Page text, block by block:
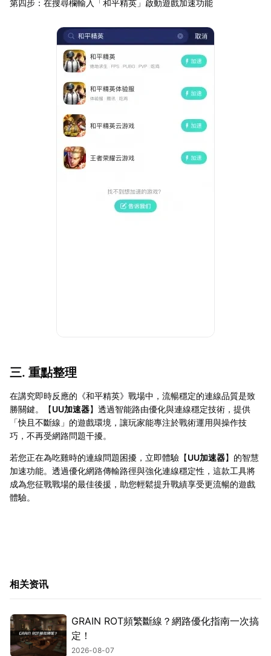
第四步：在搜尋欄輸入「和平精英」啟動遊戲加速功能
三. 重點整理
在講究即時反應的《和平精英》戰場中，流暢穩定的連線品質是致
勝關鍵。【UU加速器】透過智能路由優化與連線穩定技術，提供
「快且不斷線」的遊戲環境，讓玩家能專注於戰術運用與操作技
巧，不再受網路問題干擾。
若您正在為吃雞時的連線問題困擾，立即體驗【UU加速器】的智慧
加速功能。透過優化網路傳輸路徑與強化連線穩定性，這款工具將
成為您征戰戰場的最佳後援，助您輕鬆提升戰績享受更流暢的遊戲
體驗。
相关资讯
GRAIN ROT頻繁斷線？網路優化指南一次搞
定！
2026-08-07